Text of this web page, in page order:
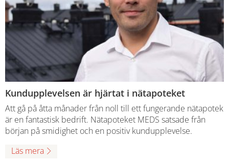
Kundupplevelsen är hjärtat i nätapoteket
Att gå på åtta månader från noll till ett fungerande nätapotek
är en fantastisk bedrift. Nätapoteket MEDS satsade från
början på smidighet och en positiv kundupplevelse.
Läs mera